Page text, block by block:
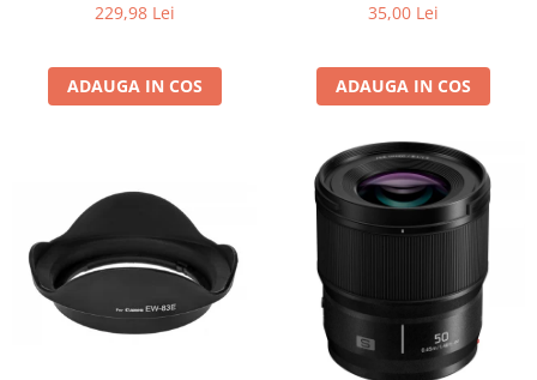
Tablete grafice
Cabluri
Carcase de tip Cage, pentru
integrare in sisteme video
complexe
Curatare Senzor
229,98 Lei
ADAUGA IN COS
35,00 Lei
ADAUGA IN COS